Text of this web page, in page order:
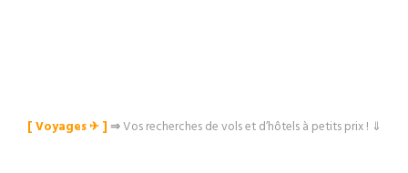
[ Voyages ✈︎ ]⇒Vos recherches de vols et d’hôtels à petits prix ! ⇓